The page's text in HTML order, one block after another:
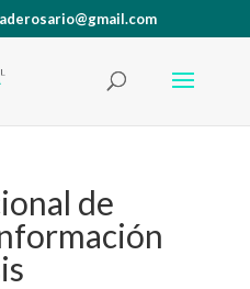
de